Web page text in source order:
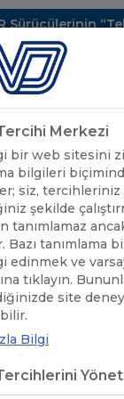
“Tek
ÖNEMLİ
Merkezi
bir web sitesini
bilgileri
siz, tercihleriniz
şekilde
tanımlamaz
Bazı tanımlama
edinmek ve
tıklayın.
site
Bilgi
Yönet